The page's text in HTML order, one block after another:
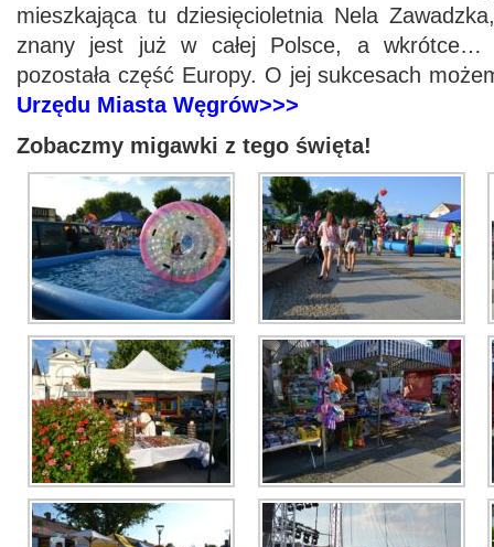
mieszkająca tu dziesięcioletnia Nela
znany jest już w całej Polsce, a
pozostała część Europy. O jej sukcesach
Urzędu Miasta Węgrów>>>
Zobaczmy migawki z tego święta!